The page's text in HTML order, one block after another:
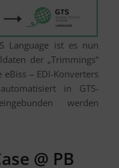
Language ist es nun
der „Trimmings“
– EDI-Konverters
in GTS-
werden
@ PB